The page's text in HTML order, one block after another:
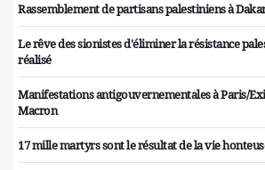
Rassemblement de partisans palestiniens à
Le rêve des sionistes d'éliminer la résistance
réalisé
Manifestations antigouvernementales à Paris/
Macron
17 mille martyrs sont le résultat de la vie